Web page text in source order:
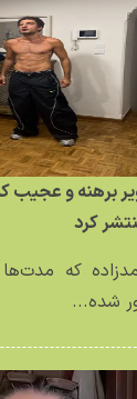
برهنه و عجیب
کرد
که
شده...